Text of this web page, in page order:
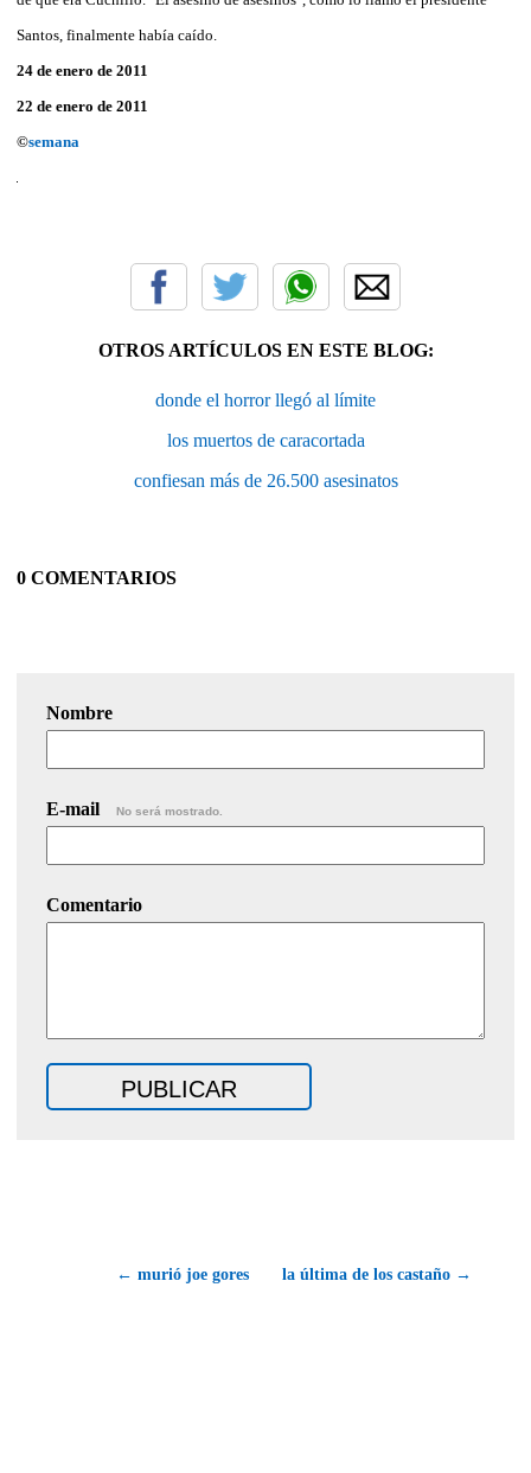
Santos, finalmente había caído.
24 de enero de 2011
22 de enero de 2011
©semana
OTROS ARTÍCULOS EN ESTE BLOG:
donde el horror llegó al límite
los muertos de caracortada
confiesan más de 26.500 asesinatos
0 COMENTARIOS
Nombre
E-mail No será mostrado.
Comentario
← murió joe gores la última de los castaño →